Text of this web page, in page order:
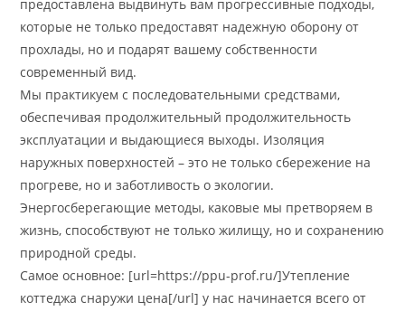
предоставлена выдвинуть вам прогрессивные подходы,
которые не только предоставят надежную оборону от
прохлады, но и подарят вашему собственности
современный вид.
Мы практикуем с последовательными средствами,
обеспечивая продолжительный продолжительность
эксплуатации и выдающиеся выходы. Изоляция
наружных поверхностей – это не только сбережение на
прогреве, но и заботливость о экологии.
Энергосберегающие методы, каковые мы претворяем в
жизнь, способствуют не только жилищу, но и сохранению
природной среды.
Самое основное: [url=https://ppu-prof.ru/]Утепление
коттеджа снаружи цена[/url] у нас начинается всего от